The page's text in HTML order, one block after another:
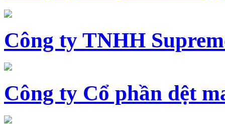
Công ty TNHH
Công ty Cổ phần dệt